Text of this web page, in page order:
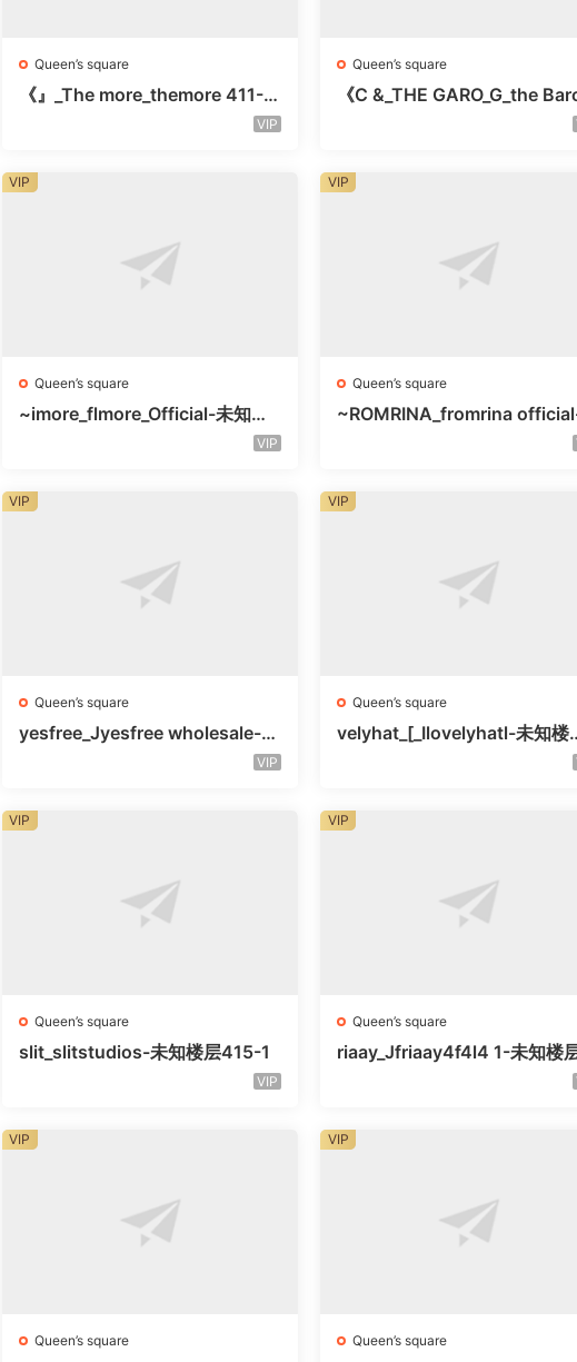
Queen’s square
《』_The more_themore 411-未
VIP
Queen’s square
《C &_THE GARO_G_the
Queen’s square
~imore_flmore_Official-未知楼
VIP
VIP
Queen’s square
~ROMRINA_fromrina
VIP
Queen’s square
yesfree_Jyesfree wholesale-未
VIP
VIP
Queen’s square
velyhat_[_Ilovelyhatl-未知楼
VIP
Queen’s square
slit_slitstudios-未知楼层415-1
VIP
VIP
Queen’s square
riaay_Jfriaay4f4l4 1-未知楼
VIP
Queen’s square
VIP
Queen’s square
VIP